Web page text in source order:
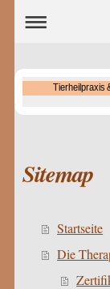
Tierheilpraxis
Sitemap
Startseite
Die